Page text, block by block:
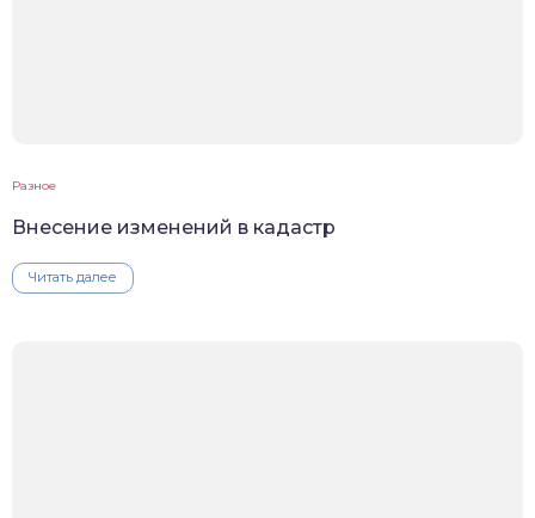
Разное
Внесение изменений в кадастр
Читать далее